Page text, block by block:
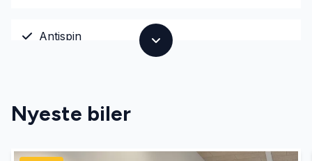
Antispin
Auto nedblændelig bakspejl
Nyeste biler